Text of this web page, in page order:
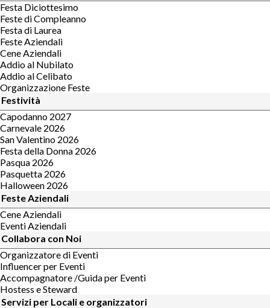
Festa Diciottesimo
Feste di Compleanno
Festa di Laurea
Feste Aziendali
Cene Aziendali
Addio al Nubilato
Addio al Celibato
Organizzazione Feste
Festività
Capodanno 2027
Carnevale 2026
San Valentino 2026
Festa della Donna 2026
Pasqua 2026
Pasquetta 2026
Halloween 2026
Feste Aziendali
Cene Aziendali
Eventi Aziendali
Collabora con Noi
Organizzatore di Eventi
Influencer per Eventi
Accompagnatore /Guida per Eventi
Hostess e Steward
Servizi per Locali e organizzatori